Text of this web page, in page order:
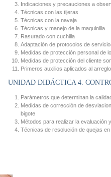
Indicaciones y precauciones a
Técnicas con las tijeras
Técnicas con la navaja
Técnicas y manejo de la maquinilla
Rasurado con cuchilla
Adaptación de protocolos de
Medidas de protección personal de
Medidas de protección del cliente
Primeros auxilios aplicados al
UNIDAD DIDÁCTICA 4.
Parámetros que determinan la
Medidas de corrección de
bigote
Métodos para realizar la evaluación
Técnicas de resolución de quejas